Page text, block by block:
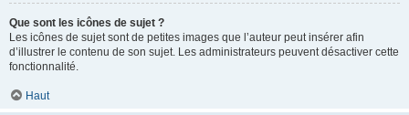
Que sont les icônes de sujet ?
Les icônes de sujet sont de petites images que l’auteur peut insérer afin
d’illustrer le contenu de son sujet. Les administrateurs peuvent désactiver cette
fonctionnalité.
Haut